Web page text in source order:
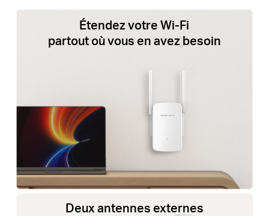
Étendez votre Wi-Fi
partout où vous en avez besoin
Deux antennes externes